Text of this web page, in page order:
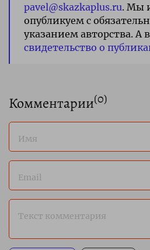
pavel@skazkaplus.ru. Мы
опубликуем с
указанием авторства. А
свидетельство о
Комментарии(0)
Имя
Email
Текст комментария